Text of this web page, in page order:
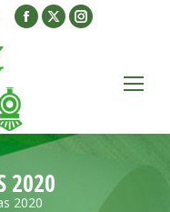
Facebook
window
X
window
Instagram
window
2020
2020